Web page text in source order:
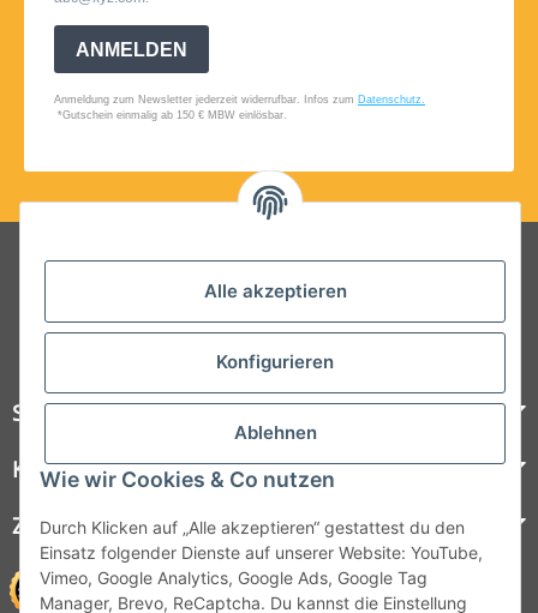
Alle akzeptieren
Konfigurieren
Ablehnen
Wie wir Cookies & Co nutzen
Durch Klicken auf „Alle akzeptieren“ gestattest du den
Einsatz folgender Dienste auf unserer Website: YouTube,
Vimeo, Google Analytics, Google Ads, Google Tag
Manager, Brevo, ReCaptcha. Du kannst die Einstellung
Folgt uns auf Social Media
Steelboxx
Kundenservice
Zahlungsmöglichkeiten